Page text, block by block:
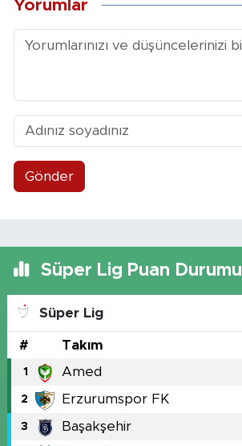
Yorumlar
Gönder
Süper Lig Puan Durumu
Süper Lig
# Takım
1 Amed
2 Erzurumspor FK
3 Başakşehir